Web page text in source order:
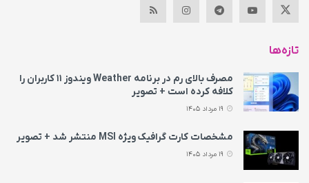
تازه‌ها
مصرف بالای رم در برنامه Weather ویندوز ۱۱ کاربران را
کلافه کرده است + تصویر
مشخصات کارت گرافیک ویژه MSI منتشر شد + تصویر